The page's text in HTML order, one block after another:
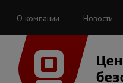
О компании Новости